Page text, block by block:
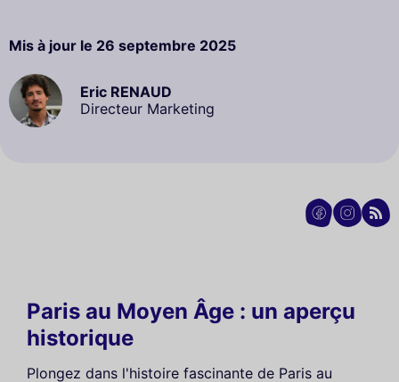
Mis à jour le 26 septembre 2025
Eric RENAUD
Directeur Marketing
Paris au Moyen Âge : un aperçu
historique
Plongez dans l'histoire fascinante de Paris au